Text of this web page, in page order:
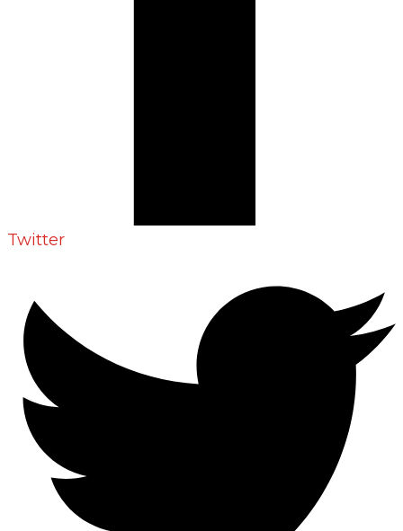
Twitter